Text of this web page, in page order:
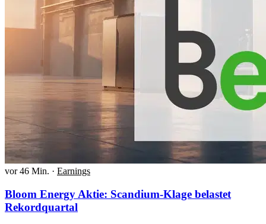
vor 46 Min. · Earnings
Bloom Energy Aktie: Scandium-Klage belastet
Rekordquartal